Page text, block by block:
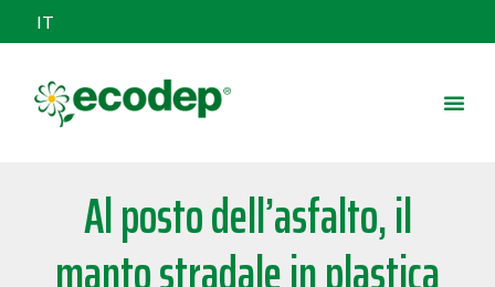
IT
Al posto dell’asfalto, il